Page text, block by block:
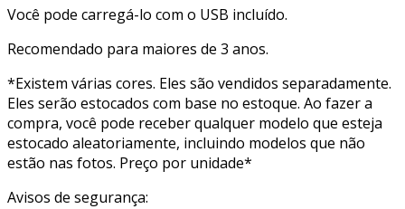
Você pode carregá-lo com o USB incluído.
Recomendado para maiores de 3 anos.
*Existem várias cores. Eles são vendidos separadamente.
Eles serão estocados com base no estoque. Ao fazer a
compra, você pode receber qualquer modelo que esteja
estocado aleatoriamente, incluindo modelos que não
estão nas fotos. Preço por unidade*
Avisos de segurança: